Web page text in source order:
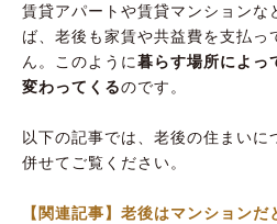
賃貸アパートや賃貸マンションな
ば、老後も家賃や共益費を支払っ
ん。このように暮らす場所によっ
変わってくるのです。
以下の記事では、老後の住まいに
併せてご覧ください。
【関連記事】老後はマンション